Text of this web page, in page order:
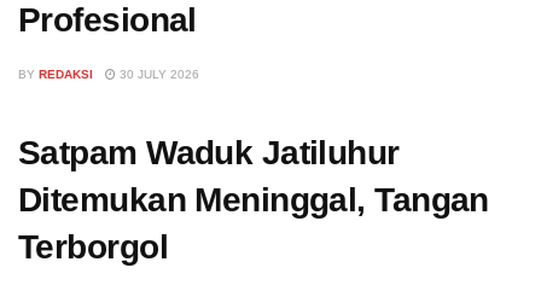
Profesional
BY REDAKSI 30 JULY 2026
Satpam Waduk Jatiluhur
Ditemukan Meninggal, Tangan
Terborgol